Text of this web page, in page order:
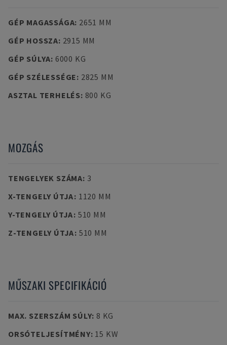
GÉP MAGASSÁGA: 2651 MM
GÉP HOSSZA: 2915 MM
GÉP SÚLYA: 6000 KG
GÉP SZÉLESSÉGE: 2825 MM
ASZTAL TERHELÉS: 800 KG
MOZGÁS
TENGELYEK SZÁMA: 3
X-TENGELY ÚTJA: 1120 MM
Y-TENGELY ÚTJA: 510 MM
Z-TENGELY ÚTJA: 510 MM
MŰSZAKI SPECIFIKÁCIÓ
MAX. SZERSZÁM SÚLY: 8 KG
ORSÓTELJESÍTMÉNY: 15 KW